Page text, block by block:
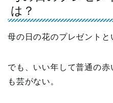
は？
母の日の花のプレゼント
でも、いい年して普通の
も芸がない。